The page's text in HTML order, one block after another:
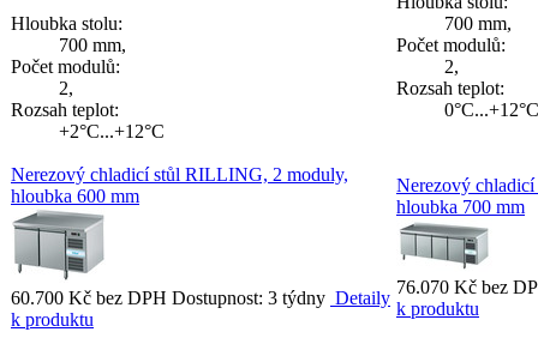
Hloubka stolu:
700 mm,
Počet modulů:
2,
Rozsah teplot:
+2°C...+12°C
700 mm,
Počet modulů:
2,
Rozsah teplot:
0°C...+12°C
Nerezový chladicí stůl RILLING, 2 moduly,
hloubka 600 mm
60.700 Kč bez DPH Dostupnost: 3 týdny Detaily
k produktu
Nerezový
hloubka 700 mm
76.070 Kč bez
k produktu